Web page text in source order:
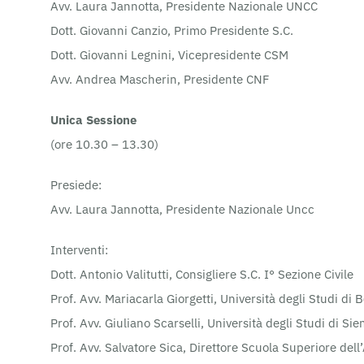
Avv. Laura Jannotta, Presidente Nazionale UNCC
Dott. Giovanni Canzio, Primo Presidente S.C.
Dott. Giovanni Legnini, Vicepresidente CSM
Avv. Andrea Mascherin, Presidente CNF
Unica Sessione
(ore 10.30 – 13.30)
Presiede:
Avv. Laura Jannotta, Presidente Nazionale Uncc
Interventi:
Dott. Antonio Valitutti, Consigliere S.C. I° Sezione Civile
Prof. Avv. Mariacarla Giorgetti, Università degli Studi di
Prof. Avv. Giuliano Scarselli, Università degli Studi di
Prof. Avv. Salvatore Sica, Direttore Scuola Superiore